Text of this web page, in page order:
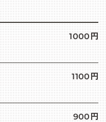
1000円
1100円
900円